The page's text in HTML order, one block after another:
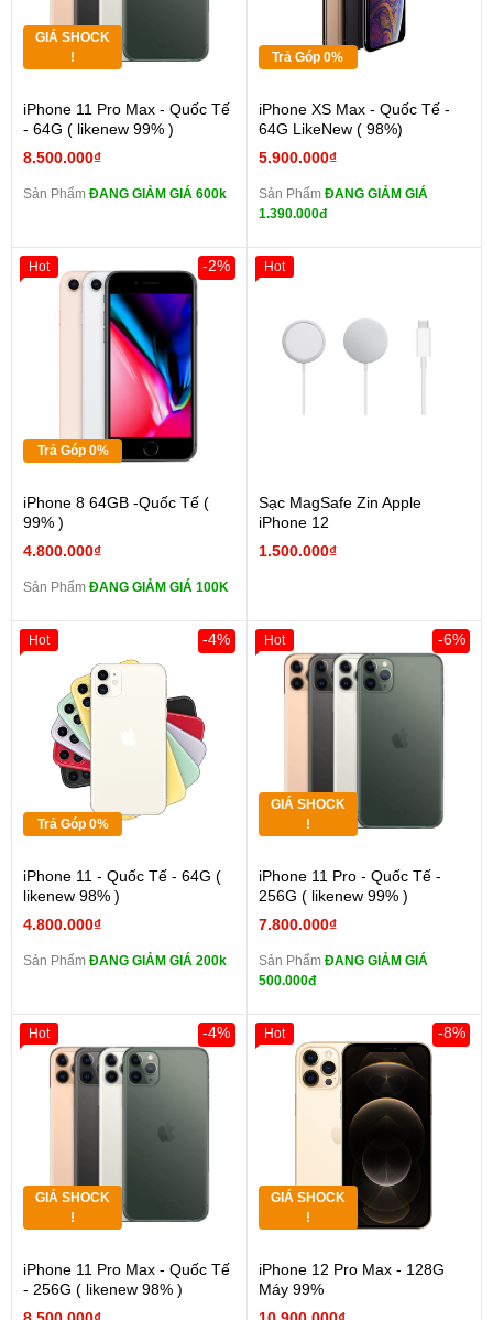
GIÁ SHOCK
!
iPhone 11 Pro Max - Quốc Tế
- 64G ( likenew 99% )
8.500.000₫
Sản Phẩm ĐANG GIẢM GIÁ 600k
Trả Góp 0%
iPhone XS Max - Quốc Tế -
64G LikeNew ( 98%)
5.900.000₫
Sản Phẩm ĐANG GIẢM GIÁ
1.390.000đ
Trả Góp 0%
iPhone 8 64GB -Quốc Tế (
99% )
4.800.000₫
-2%
Sản Phẩm ĐANG GIẢM GIÁ 100K
Hot
Sạc MagSafe Zin Apple
iPhone 12
1.500.000₫
Hot
Trả Góp 0%
iPhone 11 - Quốc Tế - 64G (
likenew 98% )
4.800.000₫
-4%
Sản Phẩm ĐANG GIẢM GIÁ 200k
Hot
GIÁ SHOCK
!
iPhone 11 Pro - Quốc Tế -
256G ( likenew 99% )
7.800.000₫
-6%
Sản Phẩm ĐANG GIẢM GIÁ
500.000đ
Hot
GIÁ SHOCK
!
iPhone 11 Pro Max - Quốc Tế
- 256G ( likenew 98% )
-4%
Hot
GIÁ SHOCK
!
iPhone 12 Pro Max - 128G
Máy 99%
-8%
Hot